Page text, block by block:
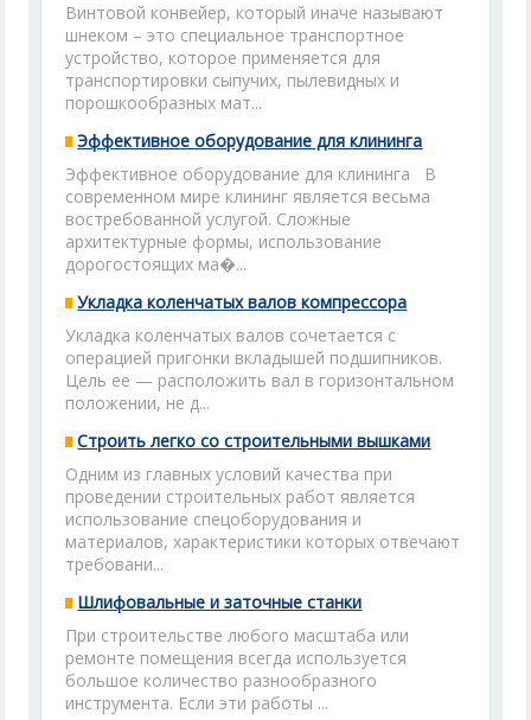
Винтовой конвейер, который иначе называют
шнеком – это специальное транспортное
устройство, которое применяется для
транспортировки сыпучих, пылевидных и
порошкообразных мат...
Эффективное оборудование для клининга
Эффективное оборудование для клининга В
современном мире клининг является весьма
востребованной услугой. Сложные
архитектурные формы, использование
дорогостоящих ма�...
Укладка коленчатых валов компрессора
Укладка коленчатых валов сочетается с
операцией пригонки вкладышей подшипников.
Цель ее — расположить вал в горизонтальном
положении, не д...
Строить легко со строительными вышками
Одним из главных условий качества при
проведении строительных работ является
использование спецоборудования и
материалов, характеристики которых отвечают
требовани...
Шлифовальные и заточные станки
При строительстве любого масштаба или
ремонте помещения всегда используется
большое количество разнообразного
инструмента. Если эти работы ...